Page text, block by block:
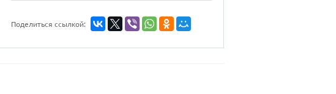
Поделиться ссылкой: